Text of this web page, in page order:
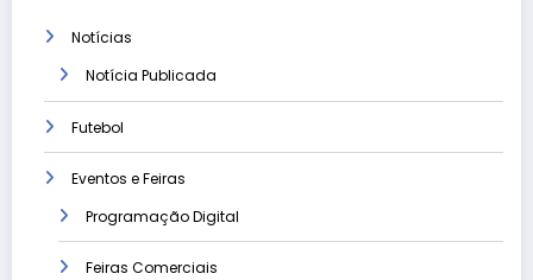
Notícias
Notícia Publicada
Futebol
Eventos e Feiras
Programação Digital
Feiras Comerciais